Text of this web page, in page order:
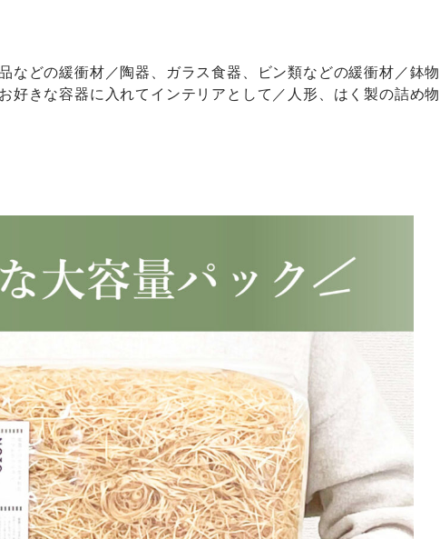
などの緩衝材／陶器、ガラス食器、ビン類などの緩衝材／鉢物
好きな容器に入れてインテリアとして／人形、はく製の詰め物